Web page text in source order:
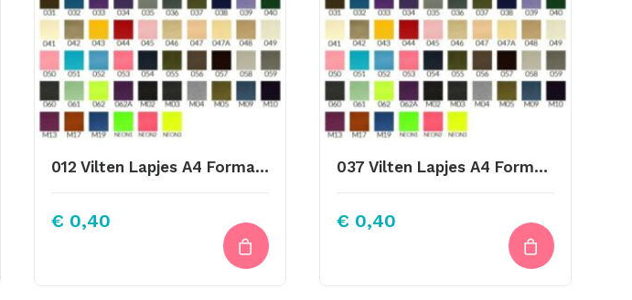
012 Vilten Lapjes A4 Formaat Oker
€ 0,40
037 Vilten Lapjes A4 Formaat Leger Groen
€ 0,40